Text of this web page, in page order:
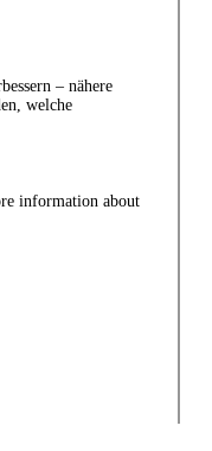
– nähere
welche
information about